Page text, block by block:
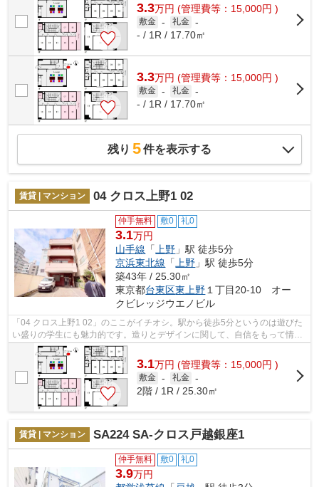
3.3万円 (管理費等：15,000円 )
敷金 - 礼金 -
- / 1R / 17.70㎡
3.3万円 (管理費等：15,000円 )
敷金 - 礼金 -
- / 1R / 17.70㎡
残り 5件を表示する
賃貸 | マンション 04 クロス上野1 02
仲手無料 敷0 礼0
3.1万円
山手線 「 上野 」駅 徒歩5分
京浜東北線 「 上野 」駅 徒歩5分
築43年 / 25.30㎡
東京都台東区東上野 １丁目20-10 オー
クビレッジウエノビル
「04 クロス上野1 02」のここがイチオシ。駅から徒歩5分というのは遊びた
い盛りの学生にも魅力的です。造りとデザインに関して、自信をもって情報
を提供できるマンションです。ネクス...
3.1万円 (管理費等：15,000円 )
敷金 - 礼金 -
2階 / 1R / 25.30㎡
賃貸 | マンション SA224 SA-クロス戸越銀座1
仲手無料 敷0 礼0
3.9万円